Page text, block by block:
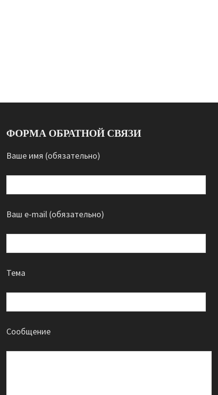
ФОРМА ОБРАТНОЙ СВЯЗИ
Ваше имя (обязательно)
Ваш e-mail (обязательно)
Тема
Сообщение